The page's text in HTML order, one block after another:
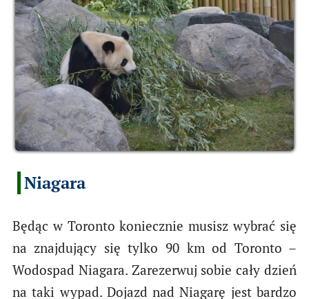
Niagara
Będąc w Toronto koniecznie musisz wybrać się
na znajdujący się tylko 90 km od Toronto –
Wodospad Niagara. Zarezerwuj sobie cały dzień
na taki wypad. Dojazd nad Niagarę jest bardzo